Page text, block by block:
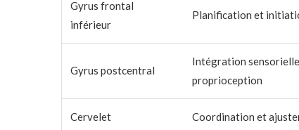
Gyrus frontal
inférieur
Planification et
Gyrus postcentral
Intégration
proprioception
Cervelet Coordination et